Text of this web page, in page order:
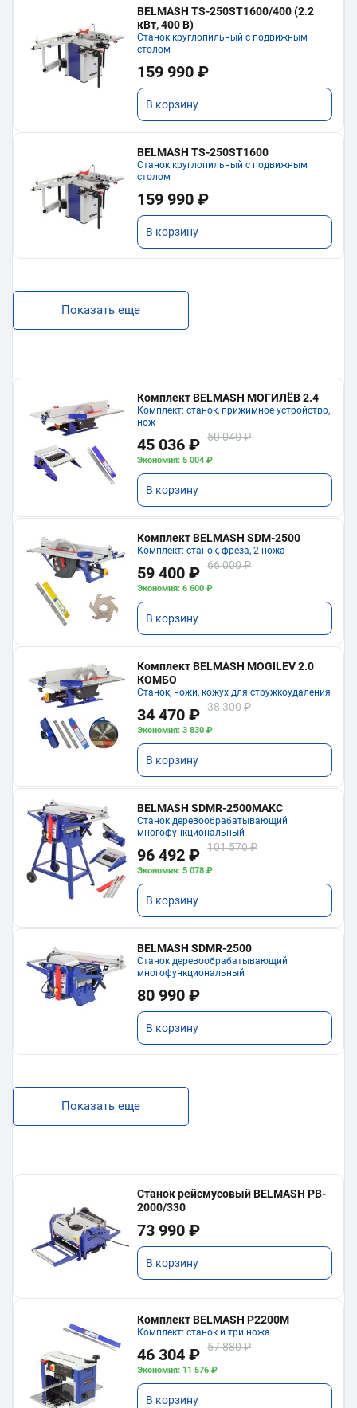
BELMASH TS-250ST1600/400 (2.2
кВт, 400 В)
Станок круглопильный с подвижным
столом
159 990 ₽
В корзину
BELMASH TS-250ST1600
Станок круглопильный с подвижным
столом
159 990 ₽
В корзину
Показать еще
Комплект BELMASH МОГИЛЁВ 2.4
Комплект: станок, прижимное устройство,
нож
45 036 ₽ 50 040 ₽
Экономия: 5 004 ₽
В корзину
Комплект BELMASH SDM-2500
Комплект: станок, фреза, 2 ножа
59 400 ₽ 66 000 ₽
Экономия: 6 600 ₽
В корзину
Комплект BELMASH MOGILEV 2.0
КОМБО
Станок, ножи, кожух для стружкоудаления
34 470 ₽ 38 300 ₽
Экономия: 3 830 ₽
В корзину
BELMASH SDMR-2500МАКС
Станок деревообрабатывающий
многофункциональный
96 492 ₽ 101 570 ₽
Экономия: 5 078 ₽
В корзину
BELMASH SDMR-2500
Станок деревообрабатывающий
многофункциональный
80 990 ₽
В корзину
Показать еще
Станок рейсмусовый BELMASH PB-
2000/330
73 990 ₽
В корзину
Комплект BELMASH P2200M
Комплект: станок и три ножа
46 304 ₽ 57 880 ₽
Экономия: 11 576 ₽
В корзину